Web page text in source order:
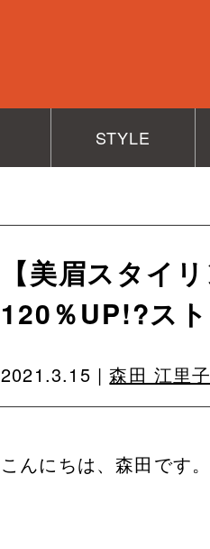
STYLE
【美眉スタイ
120％UP!?ス
2021.3.15 |森田 江里
こんにちは、森田です